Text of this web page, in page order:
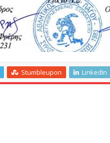
Stumbleupon LinkedIn